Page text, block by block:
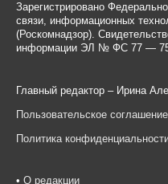
Зарегистрировано
связи, информационных
(Роскомнадзор).
информации ЭЛ № ФС 77 —
Главный редактор – Ирина
Пользовательское соглашение
Политика
• О редакции